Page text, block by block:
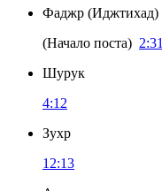
Фаджр (Иджтихад)
(Начало поста) 2:31
Шурук
4:12
Зухр
12:13